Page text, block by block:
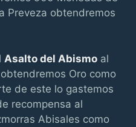
Preveza obtendremos
Asalto del Abismo al
Oro como
de este lo gastemos
recompensa al
Abisales como